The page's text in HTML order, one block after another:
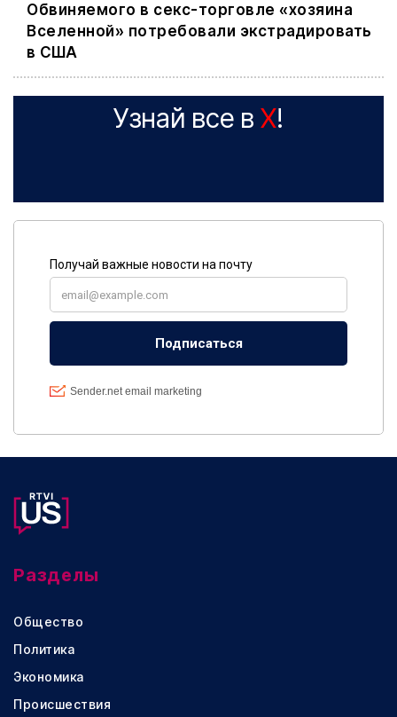
Обвиняемого в секс-торговле «хозяина
Вселенной» потребовали экстрадировать
в США
Узнай все в X!
Разделы
Общество
Политика
Экономика
Происшествия